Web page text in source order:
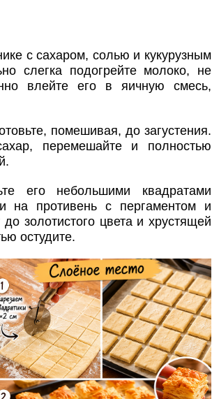
с сахаром, солью и кукурузным
слегка подогрейте молоко, не
влейте его в яичную смесь,
помешивая, до загустения.
перемешайте и полностью
его небольшими квадратами
на противень с пергаментом и
золотистого цвета и хрустящей
остудите.